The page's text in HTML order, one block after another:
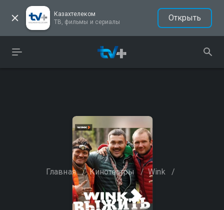
Казахтелеком
ТВ, фильмы и сериалы
Открыть
Главная / Кинотеатры / Wink /